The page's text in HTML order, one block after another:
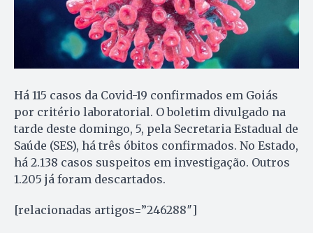
Há 115 casos da Covid-19 confirmados em Goiás
por critério laboratorial. O boletim divulgado na
tarde deste domingo, 5, pela Secretaria Estadual de
Saúde (SES), há três óbitos confirmados. No Estado,
há 2.138 casos suspeitos em investigação. Outros
1.205 já foram descartados.
[relacionadas artigos=”246288″]